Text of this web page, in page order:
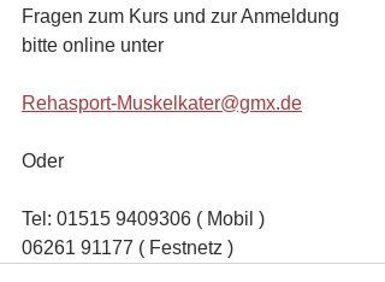
Fragen zum Kurs und zur Anmeldung
bitte online unter
Rehasport-Muskelkater@gmx.de
Oder
Tel: 01515 9409306 ( Mobil )
06261 91177 ( Festnetz )